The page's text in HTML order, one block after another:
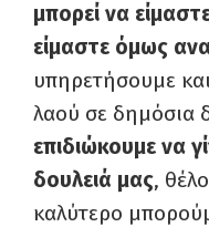
μπορεί να
είμαστε όμως
υπηρετήσουμε
λαού σε δημόσια
επιδιώκουμε να
δουλειά μας,
καλύτερο